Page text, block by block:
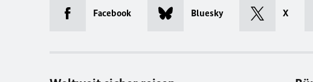
Facebook Bluesky X